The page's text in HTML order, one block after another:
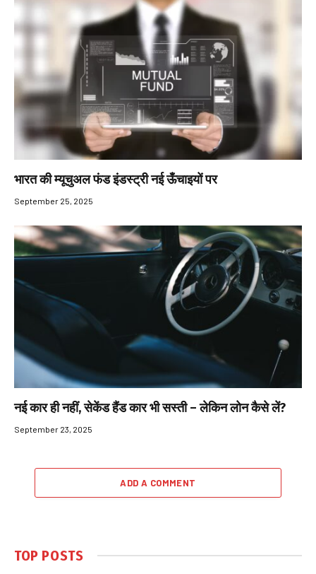
भारत की म्यूचुअल फंड इंडस्ट्री नई ऊँचाइयों पर
September 25, 2025
नई कार ही नहीं, सेकेंड हैंड कार भी सस्ती – लेकिन लोन कैसे लें?
September 23, 2025
ADD A COMMENT
TOP POSTS